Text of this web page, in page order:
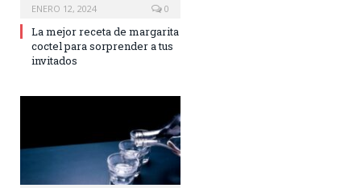
ENERO 12, 2024 0
La mejor receta de margarita
coctel para sorprender a tus
invitados